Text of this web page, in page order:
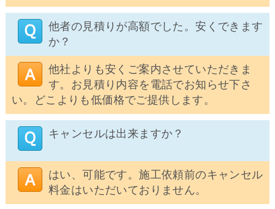
他者の見積りが高額でした。安くできます
か？
他社よりも安くご案内させていただきま
す。お見積り内容を電話でお知らせ下さ
い。どこよりも低価格でご提供します。
キャンセルは出来ますか？
はい、可能です。施工依頼前のキャンセル
料金はいただいておりません。